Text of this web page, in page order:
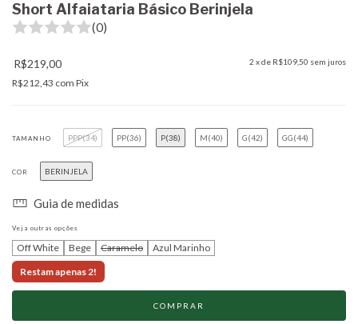
Short Alfaiataria Básico Berinjela
(0)
R$219,00 2 x de R$109,50 sem juros
R$212,43 com Pix
TAMANHO PPP(34) PP(36) P(38) M(40) G(42) GG(44)
COR BERINJELA
Guia de medidas
Veja outras opções
Off White Bege Caramelo
Azul Marinho
Restam apenas 2!